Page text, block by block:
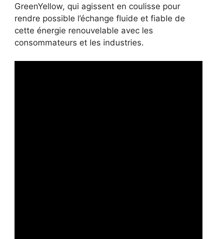
GreenYellow, qui agissent en coulisse pour
rendre possible l’échange fluide et fiable de
cette énergie renouvelable avec les
consommateurs et les industries.